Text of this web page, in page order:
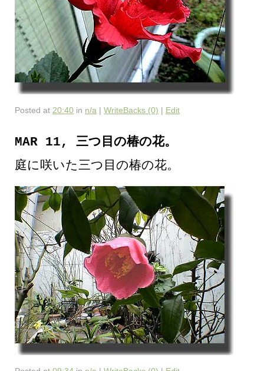
Posted at 20:40 in n/a | WriteBacks (0) | Edit
MAR 11, 三つ目の椿の花。
庭に咲いた三つ目の椿の花。